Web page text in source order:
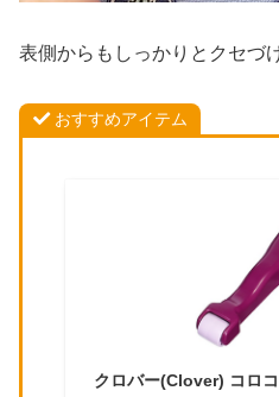
表側からもしっかりとクセづ
おすすめアイテム
クロバー(Clover) コロ